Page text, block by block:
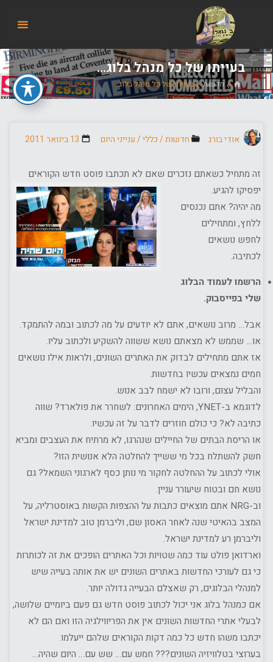
של
אודי
בורג
בעייתו של כל מנהל בלוג…
ביתחדשות בעייתו של כל מנהל בלוג…
אודי בורג חדשות / כללי / ענייני היום 13 בינואר 2011
זה מתחיל כשאתם נזכרים שאם לא תכתבו פוסט חדש הקוראים
יפסיקו להגיע.
מה יהיה? אתם נכנסים
ללחץ, ומתחילים
לחפש נושאים
לכתיבה.
הרשמו לעמוד הבלוג
שלי בפייסבוק.
אבל… מרוב נושאים, אתם לא יודעים על מה לכתוב ובמה להתמקד.
או… שממש לא מצאתם נושא ששווה להשקיע ולכתוב עליו.
אז אתם מתחילים לבדוק את האתרים השונים, ולראות אילו נושאים
חמים נמצאים עכשיו בחדשות.
והבליל עצום, ורובו לא ישמח לבב אנוש.
לדוגמא ב-YNET, הימים האחרונים: לשחרר את פולארד? שווה
כתיבה לא? כי כולם חוזרים לדבר על זה עכשיו.
או הריסת הבתים של החיילים שנהרגו, לא מרתיח את העצבים ומביא
חשק להשתלח בכל מי ששייך להחלטה הלא אנושית הזו?
אולי לכתוב על ההחלטה לחקור מי נותן כסף לארגוני השמאל? גם
נושא חם ובטוח שיעורר עניין.
וב-NRG אתם מוצאים כתבות על ההצפות הקשות באוסטרליה, על
המצב בהאיטי שנה לאחר האסון שם, וליברמן טוב למדינת ישראל
וליברמן רע למדינת ישראל.
וארדואן פולט עוד כמה שטויות וכל האתרים הופכים את זה לכותרות
כי גם לעורכי החדשות באתרים השונים יש את אותה בעייה שיש
למנהלי הבלוגים, רק שאצלם הבעייה גדולה יותר.
אם כמנהל בלוג אני יכול לכתוב פוסט חדש גם פעם ביומיים שלושה,
לבעלי אתרי החדשות השונים אין את הפריווילגיה הזו ואם הם לא
יכתבו משהו חדש כל כמה דקות הקוראים שלהם ייעלמו.
בערוצי בטלוויזיה השונים??? חמש עם… שש עם… היום שהיה…